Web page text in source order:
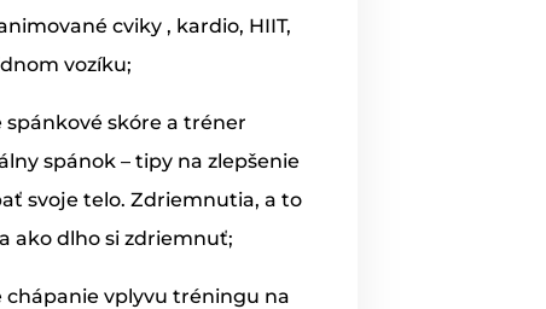
cviky , kardio, HIIT,
vozíku;
spánkové skóre a tréner
spánok – tipy na zlepšenie
svoje telo. Zdriemnutia, a to
ako dlho si zdriemnuť;
chápanie vplyvu tréningu na